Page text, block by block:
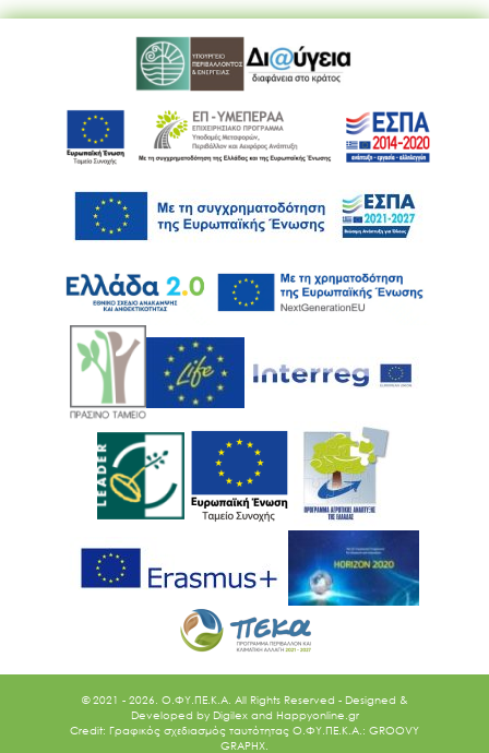
© 2021 - 2026. O.ΦΥ.ΠΕ.Κ.Α. All Rights Reserved - Designed &
Developed by Digilex and Happyonline.gr
Credit: Γραφικός σχεδιασμός ταυτότητας Ο.ΦΥ.ΠΕ.Κ.Α.: GROOVY
GRAPHX.